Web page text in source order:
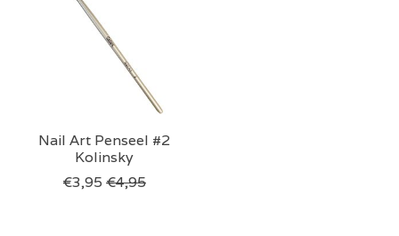
Nail Art Penseel #2
Kolinsky
€3,95 €4,95